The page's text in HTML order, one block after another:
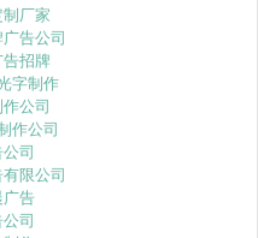
厂家
告公司
招牌
字制作
公司
作公司
司
限公司
告
司